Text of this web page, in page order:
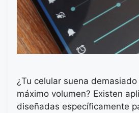
¿Tu celular suena
máximo volumen? Existen
diseñadas específicamente